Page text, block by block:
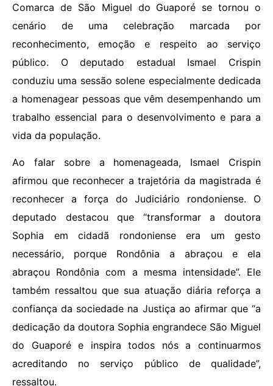
Comarca de São Miguel do Guaporé se tornou o
cenário de uma celebração marcada por
reconhecimento, emoção e respeito ao serviço
público. O deputado estadual Ismael Crispin
conduziu uma sessão solene especialmente dedicada
a homenagear pessoas que vêm desempenhando um
trabalho essencial para o desenvolvimento e para a
vida da população.
Ao falar sobre a homenageada, Ismael Crispin
afirmou que reconhecer a trajetória da magistrada é
reconhecer a força do Judiciário rondoniense. O
deputado destacou que “transformar a doutora
Sophia em cidadã rondoniense era um gesto
necessário, porque Rondônia a abraçou e ela
abraçou Rondônia com a mesma intensidade”. Ele
também ressaltou que sua atuação diária reforça a
confiança da sociedade na Justiça ao afirmar que “a
dedicação da doutora Sophia engrandece São Miguel
do Guaporé e inspira todos nós a continuarmos
acreditando no serviço público de qualidade”,
ressaltou.